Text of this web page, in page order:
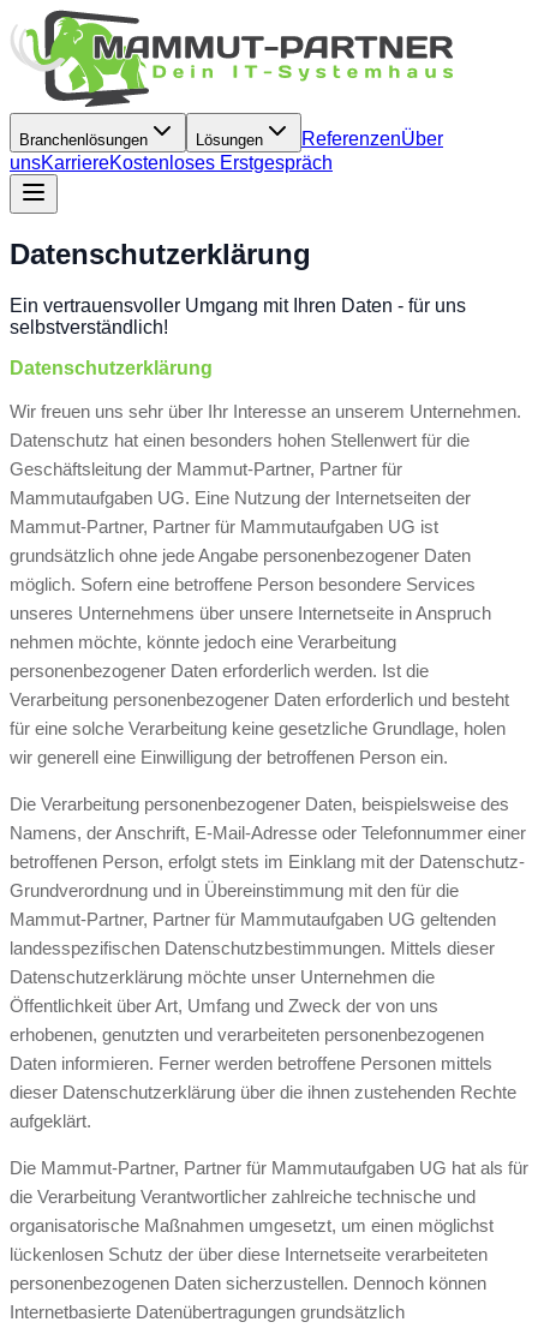
Branchenlösungen Lösungen ReferenzenÜber
unsKarriereKostenloses Erstgespräch
Datenschutzerklärung
Ein vertrauensvoller Umgang mit Ihren Daten - für uns
selbstverständlich!
Datenschutzerklärung
Wir freuen uns sehr über Ihr Interesse an unserem Unternehmen.
Datenschutz hat einen besonders hohen Stellenwert für die
Geschäftsleitung der Mammut-Partner, Partner für
Mammutaufgaben UG. Eine Nutzung der Internetseiten der
Mammut-Partner, Partner für Mammutaufgaben UG ist
grundsätzlich ohne jede Angabe personenbezogener Daten
möglich. Sofern eine betroffene Person besondere Services
unseres Unternehmens über unsere Internetseite in Anspruch
nehmen möchte, könnte jedoch eine Verarbeitung
personenbezogener Daten erforderlich werden. Ist die
Verarbeitung personenbezogener Daten erforderlich und besteht
für eine solche Verarbeitung keine gesetzliche Grundlage, holen
wir generell eine Einwilligung der betroffenen Person ein.
Die Verarbeitung personenbezogener Daten, beispielsweise des
Namens, der Anschrift, E-Mail-Adresse oder Telefonnummer einer
betroffenen Person, erfolgt stets im Einklang mit der Datenschutz-
Grundverordnung und in Übereinstimmung mit den für die
Mammut-Partner, Partner für Mammutaufgaben UG geltenden
landesspezifischen Datenschutzbestimmungen. Mittels dieser
Datenschutzerklärung möchte unser Unternehmen die
Öffentlichkeit über Art, Umfang und Zweck der von uns
erhobenen, genutzten und verarbeiteten personenbezogenen
Daten informieren. Ferner werden betroffene Personen mittels
dieser Datenschutzerklärung über die ihnen zustehenden Rechte
aufgeklärt.
Die Mammut-Partner, Partner für Mammutaufgaben UG hat als für
die Verarbeitung Verantwortlicher zahlreiche technische und
organisatorische Maßnahmen umgesetzt, um einen möglichst
lückenlosen Schutz der über diese Internetseite verarbeiteten
personenbezogenen Daten sicherzustellen. Dennoch können
Internetbasierte Datenübertragungen grundsätzlich